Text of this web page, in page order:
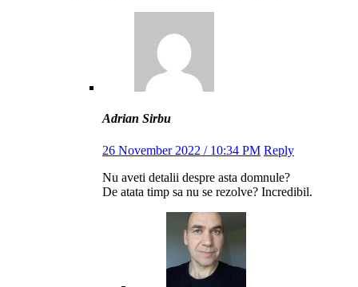
Adrian Sirbu
26 November 2022 / 10:34 PM Reply
Nu aveti detalii despre asta domnule?
De atata timp sa nu se rezolve? Incredibil.